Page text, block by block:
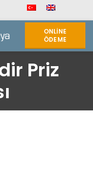
ONLINE
ÖDEME
Priz